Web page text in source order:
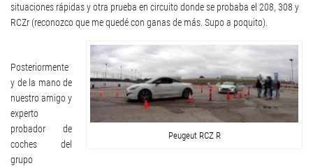
situaciones rápidas y otra prueba en circuito donde se probaba el 208, 308 y
RCZr (reconozco que me quedé con ganas de más. Supo a poquito).
Peugeut RCZ R
Posteriormente
y de la mano de
nuestro amigo y
experto
probador de
coches del
grupo